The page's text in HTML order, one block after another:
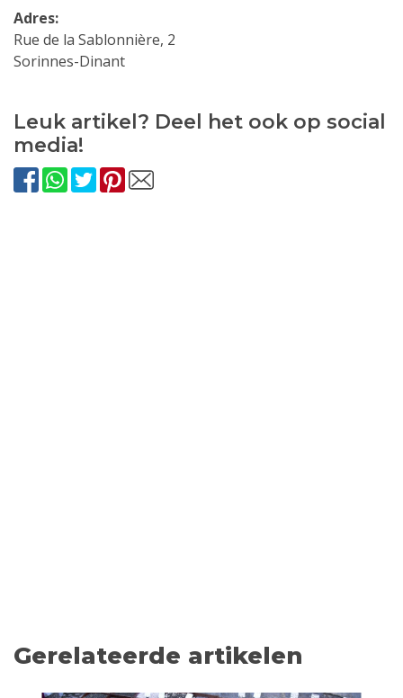
Adres:
Rue de la Sablonnière, 2
Sorinnes-Dinant
Leuk artikel? Deel het ook op social
media!
Gerelateerde artikelen